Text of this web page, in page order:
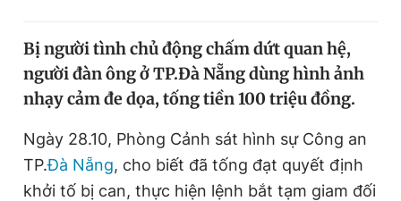
Tin thị trường Tin 360
Sản phẩm khác
Đăng xuất
Bị người tình chủ động chấm dứt quan hệ,
người đàn ông ở TP.Đà Nẵng dùng hình ảnh
nhạy cảm đe dọa, tống tiền 100 triệu đồng.
Ngày 28.10, Phòng Cảnh sát hình sự Công an
TP.Đà Nẵng, cho biết đã tống đạt quyết định
khởi tố bị can, thực hiện lệnh bắt tạm giam đối